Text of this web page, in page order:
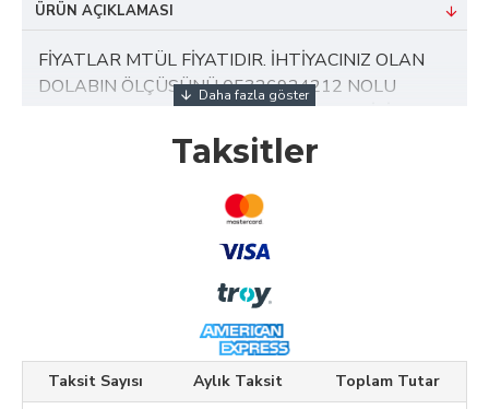
ÜRÜN AÇIKLAMASI
FİYATLAR MTÜL FİYATIDIR. İHTİYACINIZ OLAN
DOLABIN ÖLÇÜSÜNÜ 05326924212 NOLU
WHATSAPP HATTINA GÖNDERİN 3D ÇİZİM
YAPARAK FİYATLANDIRILMAKTADIR.
• Ürün Mdf den İmal edilmiştir.
Teslimat ve Kurulum Bilgileri
• Ürün demontedir evinizde kurulum yapılır..
• 2 yıl garantilidir.
Taksitler
Taksit Sayısı Aylık Taksit Toplam Tutar